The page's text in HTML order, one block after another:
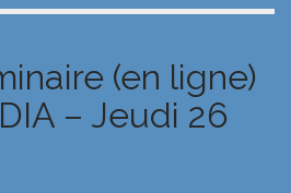
(en ligne)
– Jeudi 26